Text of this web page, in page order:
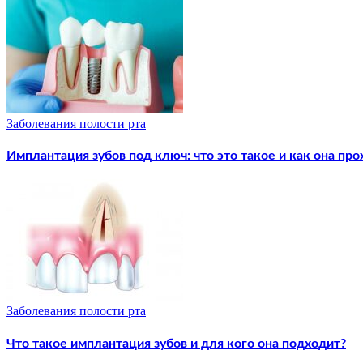
Заболевания полости рта
Имплантация зубов под ключ: что это такое и как она
Заболевания полости рта
Что такое имплантация зубов и для кого она подходит?